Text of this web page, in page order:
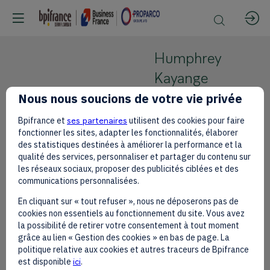
HK
Humphrey
Kayange
IOC Member,
Chair of the
Coordination
Commission
for the 4th
Youth Olympic
2026 and
former
captain of
Kenya's
Nous nous soucions de votre vie privée
Bpifrance et ses partenaires utilisent des cookies pour faire
fonctionner les sites, adapter les fonctionnalités, élaborer
des statistiques destinées à améliorer la performance et la
qualité des services, personnaliser et partager du contenu sur
les réseaux sociaux, proposer des publicités ciblées et des
communications personnalisées.
En cliquant sur « tout refuser », nous ne déposerons pas de
cookies non essentiels au fonctionnement du site. Vous avez
la possibilité de retirer votre consentement à tout moment
grâce au lien « Gestion des cookies » en bas de page. La
politique relative aux cookies et autres traceurs de Bpifrance
est disponible ici.